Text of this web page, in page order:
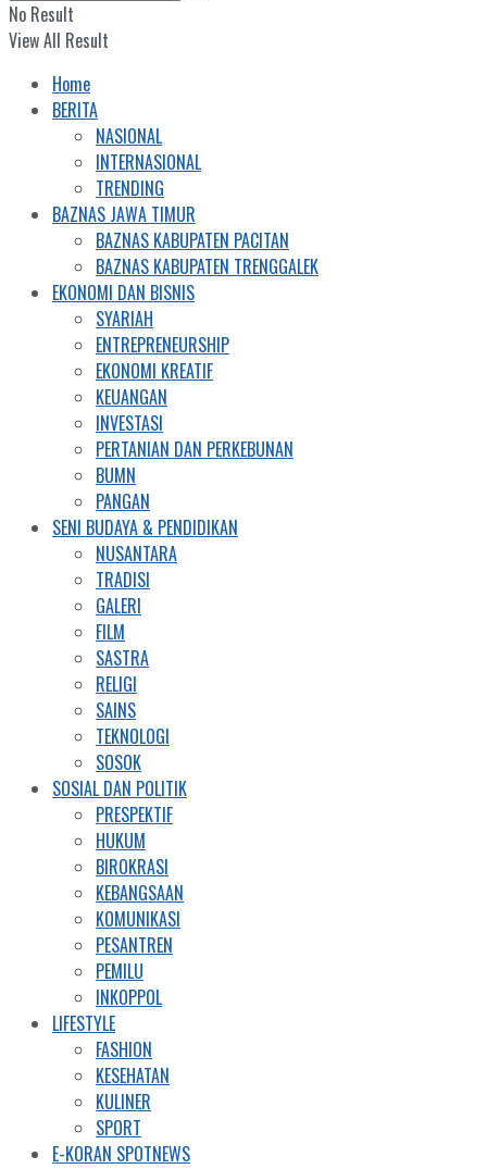
No Result
View All Result
Home
BERITA
NASIONAL
INTERNASIONAL
TRENDING
BAZNAS JAWA TIMUR
BAZNAS KABUPATEN PACITAN
BAZNAS KABUPATEN TRENGGALEK
EKONOMI DAN BISNIS
SYARIAH
ENTREPRENEURSHIP
EKONOMI KREATIF
KEUANGAN
INVESTASI
PERTANIAN DAN PERKEBUNAN
BUMN
PANGAN
SENI BUDAYA & PENDIDIKAN
NUSANTARA
TRADISI
GALERI
FILM
SASTRA
RELIGI
SAINS
TEKNOLOGI
SOSOK
SOSIAL DAN POLITIK
PRESPEKTIF
HUKUM
BIROKRASI
KEBANGSAAN
KOMUNIKASI
PESANTREN
PEMILU
INKOPPOL
LIFESTYLE
FASHION
KESEHATAN
KULINER
SPORT
E-KORAN SPOTNEWS